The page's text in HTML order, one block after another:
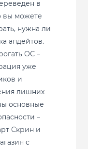
в
вы можете
нужна ли
апдейтов.
ОС –
уже
и
лишних
основные
–
Скрин и
с